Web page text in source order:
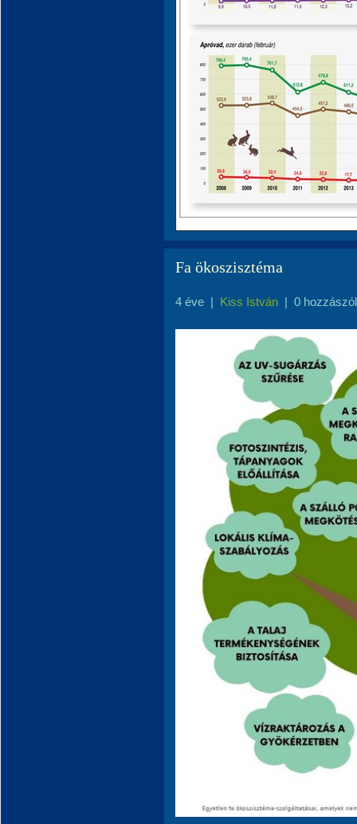
Fa ökoszisztéma
4 éve | Kiss István | 0